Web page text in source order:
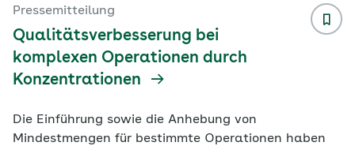
Pressemitteilung
Qualitätsverbesserung bei
komplexen Operationen durch
Konzentrationen
Die Einführung sowie die Anhebung von
Mindestmengen für bestimmte Operationen haben